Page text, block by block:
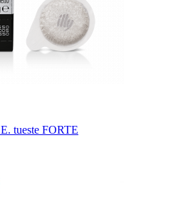
tueste FORTE